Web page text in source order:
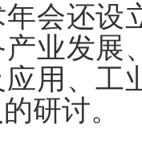
还设立
业发展
用、工
研讨。